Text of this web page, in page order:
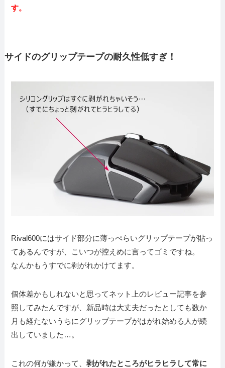
す。
サイドのグリップテープの耐久性低すぎ！
Rival600にはサイド部分に薄っぺらいグリップテープが貼っ
てあるんですが、こいつが控えめに言ってゴミですね。
なんかもうすでに剥がれかけてます。
個体差かもしれないと思ってネット上のレビュー記事を参
照してみたんですが、新品時は大丈夫だったとしても数か
月も経たないうちにグリップテープがはがれ始める人が続
出していました…。
これの何が嫌かって、剥がれたところがヒラヒラして常に